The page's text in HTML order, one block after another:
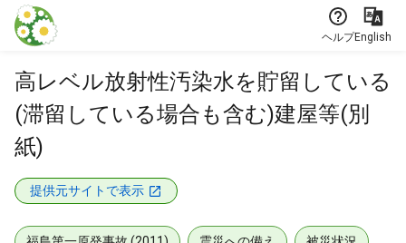
本文に飛ぶ
ヘルプEnglish
高レベル放射性汚染水を貯留している
(滞留している場合も含む)建屋等(別
紙)
提供元サイトで表示